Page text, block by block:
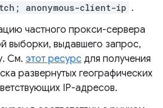
anonymous-client-ip .
частного прокси-сервера
выборки, выдавшего запрос,
См. этот ресурс для получения
развернутых географических
IP-адресов.